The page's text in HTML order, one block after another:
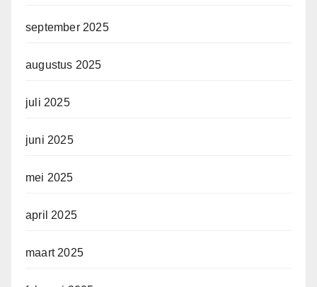
september 2025
augustus 2025
juli 2025
juni 2025
mei 2025
april 2025
maart 2025